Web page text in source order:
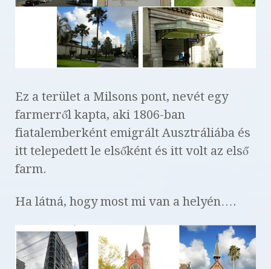
Ez a terület a Milsons pont, nevét egy
farmerről kapta, aki 1806-ban
fiatalemberként emigrált Ausztráliába és
itt telepedett le elsőként és itt volt az első
farm.
Ha látná, hogy most mi van a helyén….